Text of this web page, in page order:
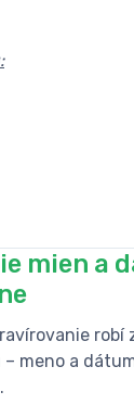
mien a
robí
– meno a